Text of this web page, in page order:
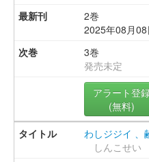
2巻
2025年08月08
3巻
発売未定
アラート登
(無料)
わしジジイ 、
しんこせい